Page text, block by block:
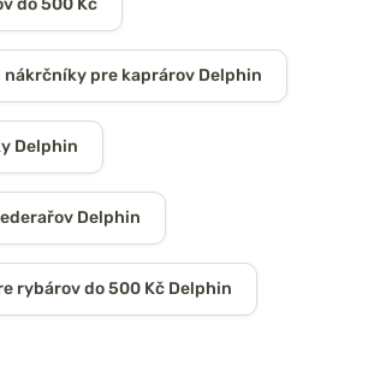
pre kaprárov Delphin
Delphin
Delphin
rybárov do 500 Kč Delphin